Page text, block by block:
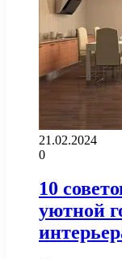
21.02.2024
0
10
уютной